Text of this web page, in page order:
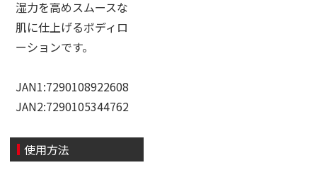
湿力を高めスムースな
肌に仕上げるボディロ
ーションです。
JAN1:7290108922608
JAN2:7290105344762
使用方法